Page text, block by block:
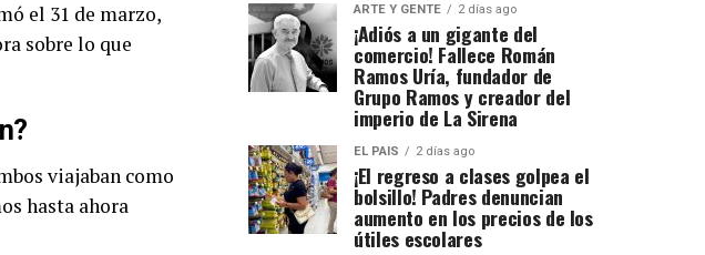
el 31 de marzo,
sobre lo que
viajaban como
hasta ahora
ARTE Y GENTE 2 días ago
¡Adiós a un gigante del
comercio! Fallece Román
Ramos Uría, fundador de
Grupo Ramos y creador del
imperio de La Sirena
EL PAIS 2 días ago
¡El regreso a clases golpea el
bolsillo! Padres denuncian
aumento en los precios de los
útiles escolares